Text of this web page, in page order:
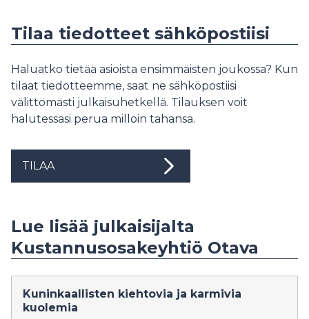
Tilaa tiedotteet sähköpostiisi
Haluatko tietää asioista ensimmäisten joukossa? Kun
tilaat tiedotteemme, saat ne sähköpostiisi
välittömästi julkaisuhetkellä. Tilauksen voit
halutessasi perua milloin tahansa.
TILAA
Lue lisää julkaisijalta
Kustannusosakeyhtiö Otava
Kuninkaallisten kiehtovia ja karmivia
kuolemia